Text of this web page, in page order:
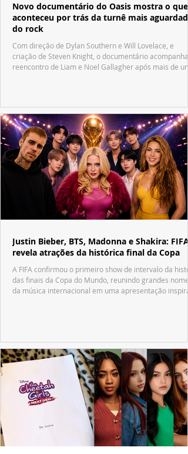
Novo documentário do Oasis mostra o que
aconteceu por trás da turnê mais aguardada
do rock
Com direção de Dylan Southern e Will Lovelace, e
criação de Steven Knight, o documentário acompanha
reencontro de Liam e Noel Gallagher após mais de
Justin Bieber, BTS, Madonna e Shakira: FIFA
revela atrações da histórica final da Copa
A FIFA confirmou o primeiro show de intervalo da
das finais da Copa do Mundo, reunindo grandes nomes
da música internacional em uma apresentação